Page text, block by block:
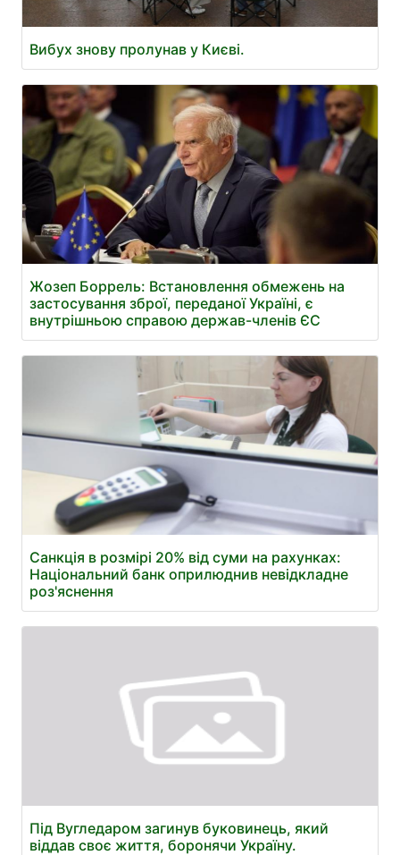
Вибух знову пролунав у Києві.
Жозеп Боррель: Встановлення обмежень на
застосування зброї, переданої Україні, є
внутрішньою справою держав-членів ЄС
Санкція в розмірі 20% від суми на рахунках:
Національний банк оприлюднив невідкладне
роз'яснення
Під Вугледаром загинув буковинець, який
віддав своє життя, боронячи Україну.